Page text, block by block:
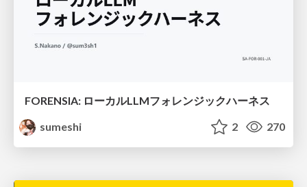
FORENSIA: ローカルLLMフォレンジックハーネス
sumeshi
2 270